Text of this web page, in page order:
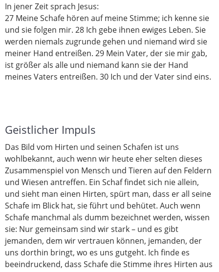
In jener Zeit sprach Jesus:
27 Meine Schafe hören auf meine Stimme; ich kenne sie
und sie folgen mir. 28 Ich gebe ihnen ewiges Leben. Sie
werden niemals zugrunde gehen und niemand wird sie
meiner Hand entreißen. 29 Mein Vater, der sie mir gab,
ist größer als alle und niemand kann sie der Hand
meines Vaters entreißen. 30 Ich und der Vater sind eins.
Geistlicher Impuls
Das Bild vom Hirten und seinen Schafen ist uns
wohlbekannt, auch wenn wir heute eher selten dieses
Zusammenspiel von Mensch und Tieren auf den Feldern
und Wiesen antreffen. Ein Schaf findet sich nie allein,
und sieht man einen Hirten, spürt man, dass er all seine
Schafe im Blick hat, sie führt und behütet. Auch wenn
Schafe manchmal als dumm bezeichnet werden, wissen
sie: Nur gemeinsam sind wir stark – und es gibt
jemanden, dem wir vertrauen können, jemanden, der
uns dorthin bringt, wo es uns gutgeht. Ich finde es
beeindruckend, dass Schafe die Stimme ihres Hirten aus